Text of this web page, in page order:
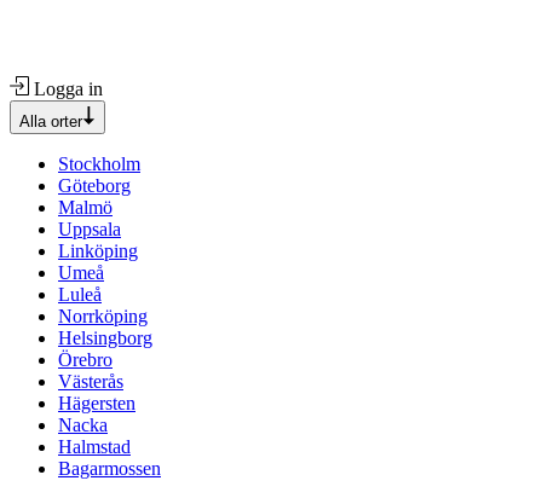
Logga in
Alla orter
Stockholm
Göteborg
Malmö
Uppsala
Linköping
Umeå
Luleå
Norrköping
Helsingborg
Örebro
Västerås
Hägersten
Nacka
Halmstad
Bagarmossen